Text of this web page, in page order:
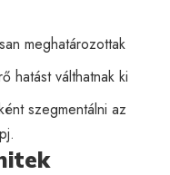
meghatározottak
hatást válthatnak ki
szegmentálni az